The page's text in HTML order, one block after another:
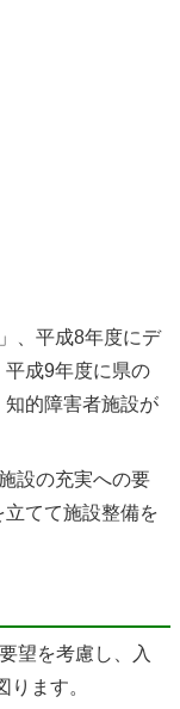
、平成8年度にデ
成9年度に県の
知的障害者施設が
設の充実への要
てて施設整備を
望を考慮し、入
ます。